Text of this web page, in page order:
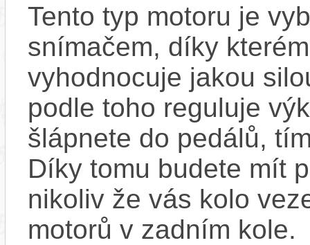
Tento typ motoru je
snímačem, díky
vyhodnocuje jakou
podle toho reguluje
šlápnete do pedálů,
Díky tomu budete mít
nikoliv že vás kolo
motorů v zadním kole.